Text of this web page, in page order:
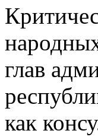
глав
как